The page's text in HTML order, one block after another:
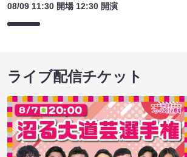
08/09 11:30 開場 12:30 開演
ライブ配信チケット